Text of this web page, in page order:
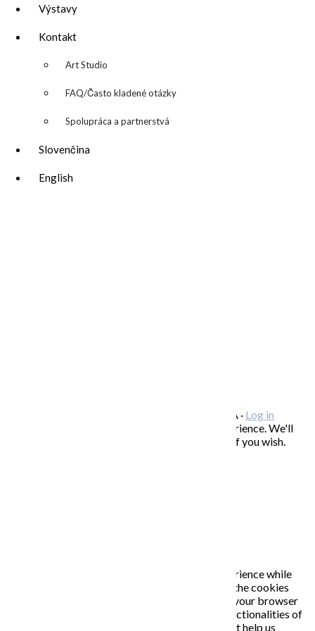
Výstavy
Kontakt
▼ Art Studio
FAQ/Často kladené otázky
Spolupráca a partnerstvá
Slovenčina
English
Copyright © 2026 KATARÍNA S. KALMANOVÁ · Log in
This website uses cookies to improve your experience. We'll
assume you're ok with this, but you can opt-out if you wish.
This website uses cookies to improve your experience while
you navigate through the website. Out of these, the cookies
that are categorized as necessary are stored on your browser
as they are essential for the working of basic functionalities of
the website. We also use third-party cookies that help us